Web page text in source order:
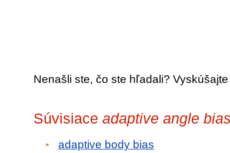
Nenašli ste, čo ste hľadali?
Súvisiace adaptive angle bias
adaptive body bias